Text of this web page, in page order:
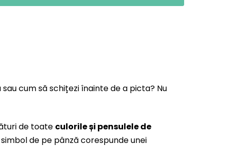
cum să schițezi înainte de a picta? Nu
de toate culorile și pensulele de
de pe pânză corespunde unei